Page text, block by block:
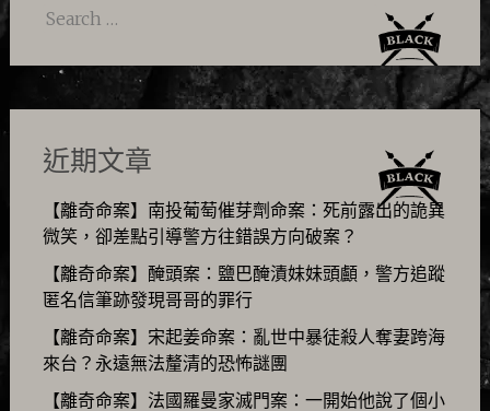
Search
近期文章
【離奇命案】南投葡萄催芽劑命案：死前露出的詭異
微笑，卻差點引導警方往錯誤方向破案？
【離奇命案】醃頭案：鹽巴醃漬妹妹頭顱，警方追蹤
匿名信筆跡發現哥哥的罪行
【離奇命案】宋起姜命案：亂世中暴徒殺人奪妻跨海
來台？永遠無法釐清的恐怖謎團
【離奇命案】法國羅曼家滅門案：一開始他說了個小